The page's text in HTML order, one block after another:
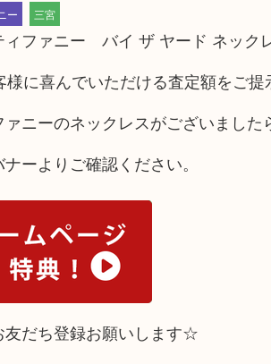
ー 三宮
ファニー バイ ザ ヤード ネック
に喜んでいただける査定額をご提
ニーのネックレスがございました
ーよりご確認ください。
だち登録お願いします☆